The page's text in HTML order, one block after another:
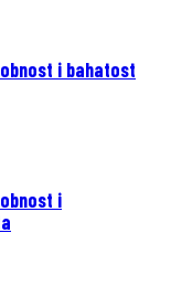
i bahatost
i